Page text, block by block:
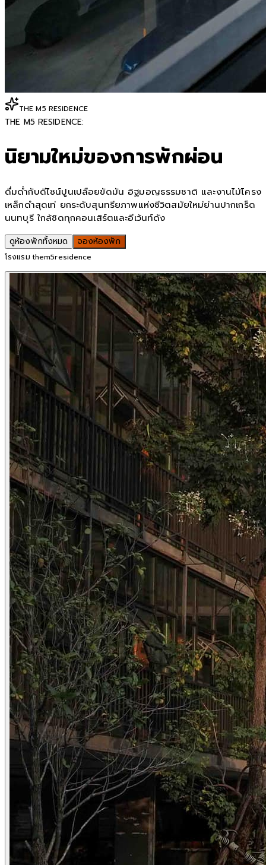
THE M5 RESIDENCE
THE M5 RESIDENCE:
นิยามใหม่ของการพักผ่อน
ดื่มด่ำกับดีไซน์ปูนเปลือยขัดมัน อิฐมอญธรรมชาติ และงานไม้โครง
เหล็กดำสุดเท่ ยกระดับสุนทรียภาพแห่งชีวิตสมัยใหม่ย่านปากเกร็ด
นนทบุรี ใกล้ชิดทุกคอนเสิร์ตและอีเว้นท์ดัง
ดูห้องพักทั้งหมด จองห้องพัก
โรงแรม them5residence